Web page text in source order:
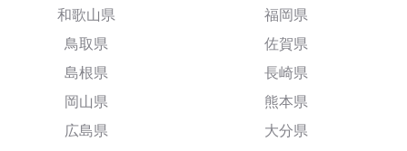
和歌山県
鳥取県
島根県
岡山県
広島県
福岡県
佐賀県
長崎県
熊本県
大分県